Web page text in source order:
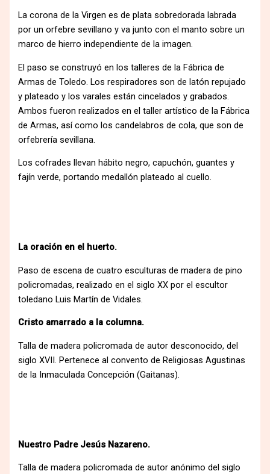
La corona de la Virgen es de plata sobredorada labrada
por un orfebre sevillano y va junto con el manto sobre un
marco de hierro independiente de la imagen.
El paso se construyó en los talleres de la Fábrica de
Armas de Toledo. Los respiradores son de latón repujado
y plateado y los varales están cincelados y grabados.
Ambos fueron realizados en el taller artístico de la Fábrica
de Armas, así como los candelabros de cola, que son de
orfebrería sevillana.
Los cofrades llevan hábito negro, capuchón, guantes y
fajín verde, portando medallón plateado al cuello.
La oración en el huerto.
Paso de escena de cuatro esculturas de madera de pino
policromadas, realizado en el siglo XX por el escultor
toledano Luis Martín de Vidales.
Cristo amarrado a la columna.
Talla de madera policromada de autor desconocido, del
siglo XVII. Pertenece al convento de Religiosas Agustinas
de la Inmaculada Concepción (Gaitanas).
Nuestro Padre Jesús Nazareno.
Talla de madera policromada de autor anónimo del siglo